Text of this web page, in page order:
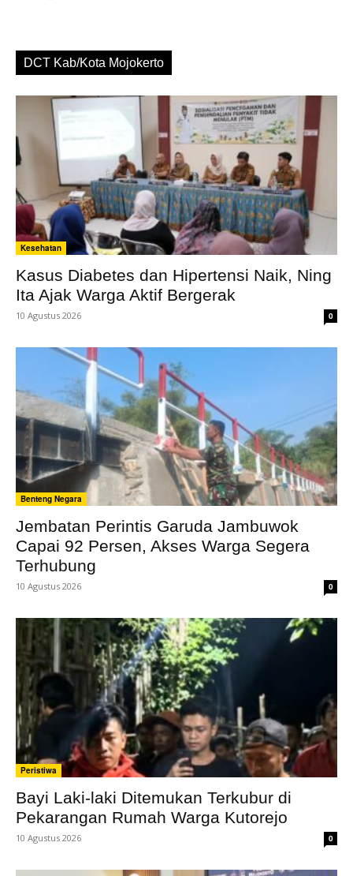
DCT Kab/Kota Mojokerto
Kesehatan
Kasus Diabetes dan Hipertensi Naik, Ning
Ita Ajak Warga Aktif Bergerak
10 Agustus 2026 0
Benteng Negara
Jembatan Perintis Garuda Jambuwok
Capai 92 Persen, Akses Warga Segera
Terhubung
10 Agustus 2026 0
Peristiwa
Bayi Laki-laki Ditemukan Terkubur di
Pekarangan Rumah Warga Kutorejo
10 Agustus 2026 0